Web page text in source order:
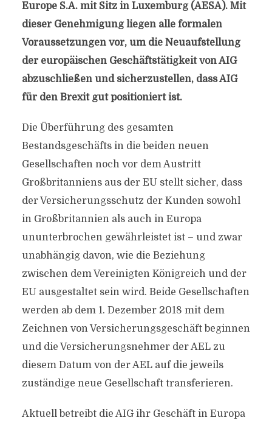
Europe S.A. mit Sitz in Luxemburg (AESA). Mit
dieser Genehmigung liegen alle formalen
Voraussetzungen vor, um die Neuaufstellung
der europäischen Geschäftstätigkeit von AIG
abzuschließen und sicherzustellen, dass AIG
für den Brexit gut positioniert ist.
Die Überführung des gesamten
Bestandsgeschäfts in die beiden neuen
Gesellschaften noch vor dem Austritt
Großbritanniens aus der EU stellt sicher, dass
der Versicherungsschutz der Kunden sowohl
in Großbritannien als auch in Europa
ununterbrochen gewährleistet ist – und zwar
unabhängig davon, wie die Beziehung
zwischen dem Vereinigten Königreich und der
EU ausgestaltet sein wird. Beide Gesellschaften
werden ab dem 1. Dezember 2018 mit dem
Zeichnen von Versicherungsgeschäft beginnen
und die Versicherungsnehmer der AEL zu
diesem Datum von der AEL auf die jeweils
zuständige neue Gesellschaft transferieren.
Aktuell betreibt die AIG ihr Geschäft in Europa